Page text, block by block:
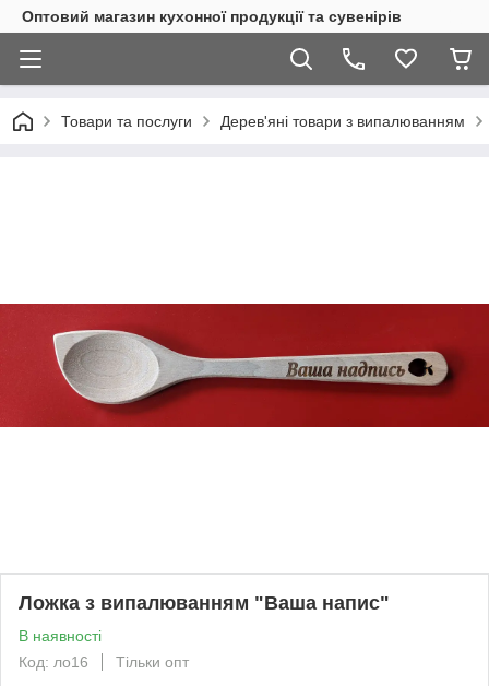
Оптовий магазин кухонної продукції та сувенірів
Товари та послуги Дерев'яні товари з випалюванням
Ложка з випалюванням "Ваша напис"
В наявності
Код: ло16
Тільки опт